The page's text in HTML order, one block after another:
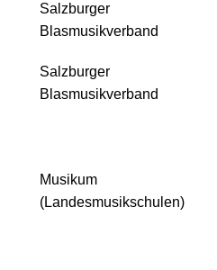
Salzburger
Blasmusikverband
Salzburger
Blasmusikverband
Musikum
(Landesmusikschulen)